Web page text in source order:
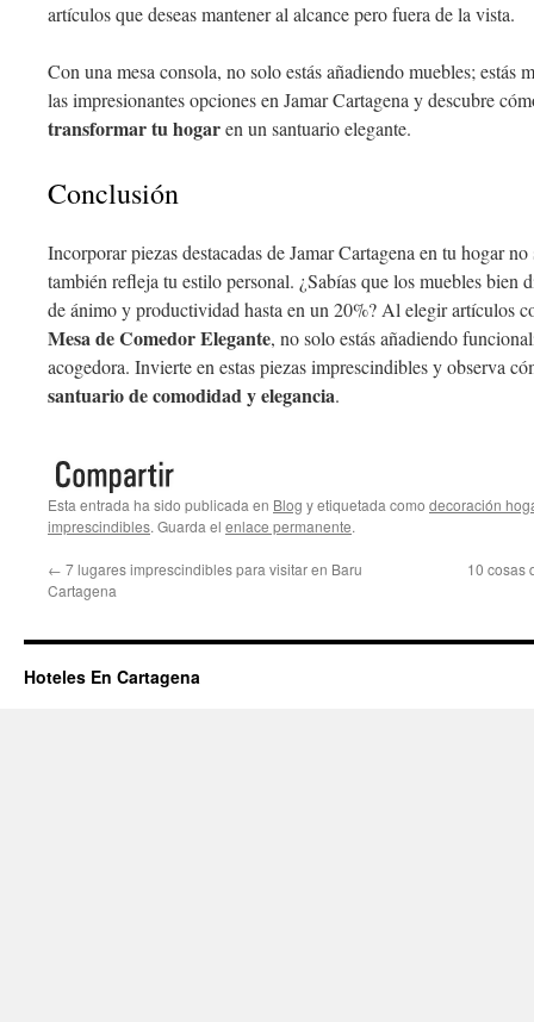
artículos que deseas mantener al alcance pero fuera de la vista.
Con una mesa consola, no solo estás añadiendo muebles;
las impresionantes opciones en Jamar Cartagena y descubre
transformar tu hogaren un santuario elegante.
Conclusión
Incorporar piezas destacadas de Jamar Cartagena en tu hogar
también refleja tu estilo personal. ¿Sabías que los muebles bien
de ánimo y productividad hasta en un 20%? Al elegir artículos
Mesa de Comedor Elegante, no solo estás añadiendo
acogedora. Invierte en estas piezas imprescindibles y observa
santuario de comodidad y elegancia.
Esta entrada ha sido publicada en Blog y etiquetada como decoración
imprescindibles. Guarda el enlace permanente.
← 7 lugares imprescindibles para visitar en Baru
Cartagena
10 cosas
Hoteles En Cartagena